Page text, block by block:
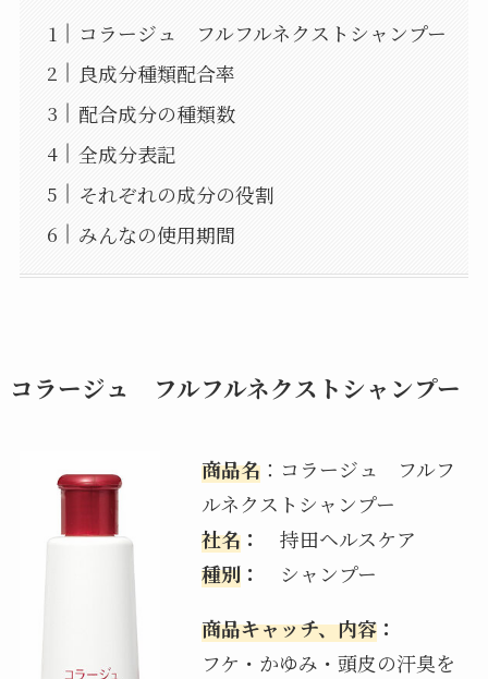
コラージュ フルフルネクストシャンプー
良成分種類配合率
配合成分の種類数
全成分表記
それぞれの成分の役割
みんなの使用期間
コラージュ フルフルネクストシャンプー
商品名：コラージュ フルフ
ルネクストシャンプー
社名： 持田ヘルスケア
種別：
シャンプー
商品キャッチ、内容：
フケ・かゆみ・頭皮の汗臭を